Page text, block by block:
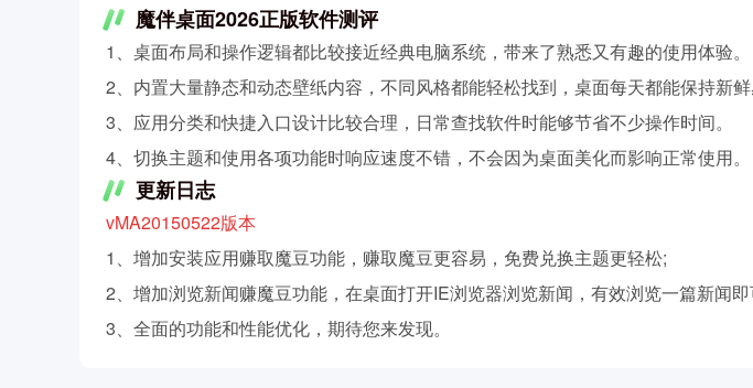
魔伴桌面2026正版软件测评
1、桌面布局和操作逻辑都比较接近经典电脑系统，带来了熟悉又有趣的使用体验。
2、内置大量静态和动态壁纸内容，不同风格都能轻松找到，桌面每天都能保持新鲜
3、应用分类和快捷入口设计比较合理，日常查找软件时能够节省不少操作时间。
4、切换主题和使用各项功能时响应速度不错，不会因为桌面美化而影响正常使用。
更新日志
vMA20150522版本
1、增加安装应用赚取魔豆功能，赚取魔豆更容易，免费兑换主题更轻松;
2、增加浏览新闻赚魔豆功能，在桌面打开IE浏览器浏览新闻，有效浏览一篇新闻
3、全面的功能和性能优化，期待您来发现。